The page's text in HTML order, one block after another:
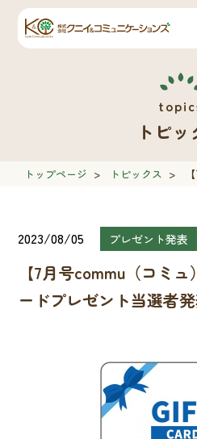
トピッ
トップページ > トピックス >
2023/08/05 プレゼント発表
【7月号commu（コミ
ードプレゼント当選者発